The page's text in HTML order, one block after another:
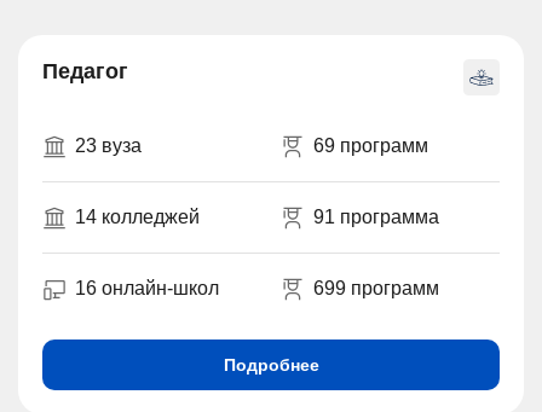
Педагог
23 вуза 69 программ
14 колледжей 91 программа
16 онлайн-школ 699 программ
Подробнее